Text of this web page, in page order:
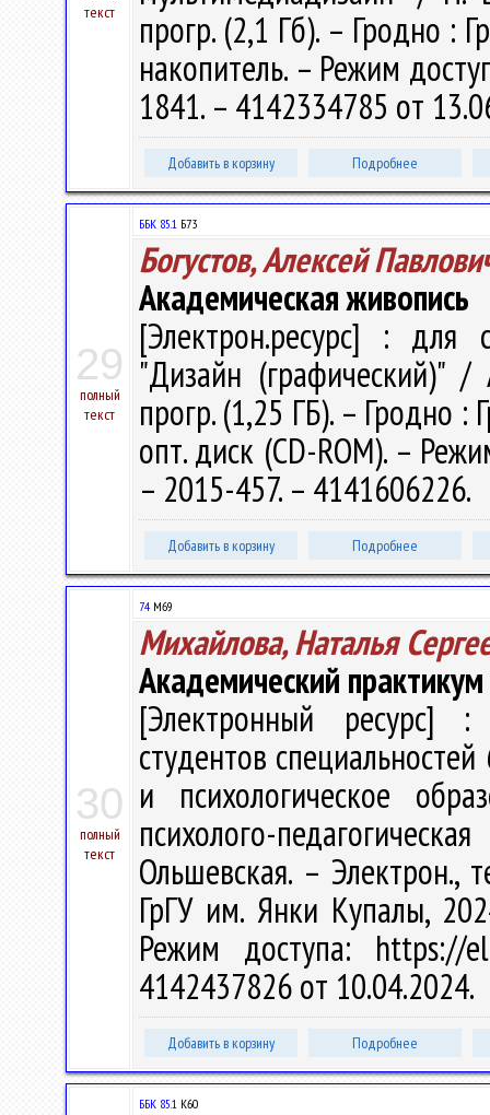
текст
прогр. (2,1 Гб). – Гродно :
накoпитeль. – Режим
1841. – 4142334785 от
Добавить в корзину Подробнее
29
полный
текст
ББК 85.1 Б73
Богустов, Алексей
Академическая живопись
[Электрон.ресурс] : для
"Дизайн (графический)" /
прогр. (1,25 ГБ). – Гродно :
опт. диск (CD-ROM). –
– 2015-457. – 4141606226.
Добавить в корзину Подробнее
30
полный
текст
74 М69
Михайлова, Наталья
Академический практикум
[Электронный ресурс] :
студентов
и психологическое
психолого-
Ольшевская. – Электрон.,
ГрГУ им. Янки Купалы,
Режим доступа: https://
4142437826 от 10.04.2024.
Добавить в корзину Подробнее
ББК 85.1 К60